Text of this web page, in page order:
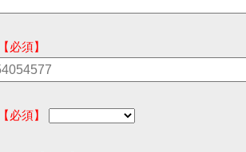
【必須】
【必須】